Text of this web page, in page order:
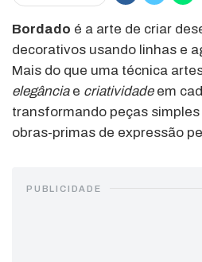
Bordado é a arte de criar
decorativos usando linhas e
Mais do que uma técnica
elegânciae criatividadeem
transformando peças
obras-primas de expressão
PUBLICIDADE